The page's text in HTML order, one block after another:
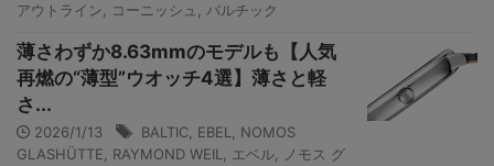
アウトライン
コーニッシュ バルチック
薄さわずか8.63mmのモデルも【人気
再燃の“薄型”ウオッチ4選】薄さと軽
さ...
2026/1/13 BALTIC EBEL
NOMOS
GLASHÜTTE
RAYMOND WEIL エベル
ノモス グ